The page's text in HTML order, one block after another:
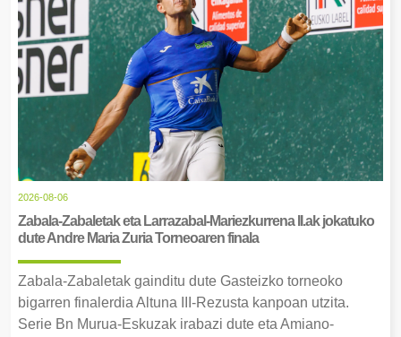
2026-08-06
Zabala-Zabaletak eta Larrazabal-Mariezkurrena II.ak jokatuko
dute Andre Maria Zuria Torneoaren finala
Zabala-Zabaletak gainditu dute Gasteizko torneoko
bigarren finalerdia Altuna III-Rezusta kanpoan utzita.
Serie Bn Murua-Eskuzak irabazi dute eta Amiano-